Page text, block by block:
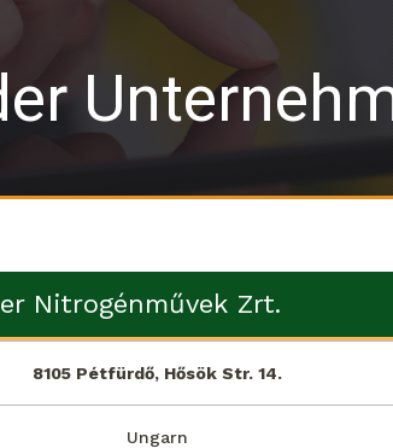
Nitrogénművek Zrt.
8105 Pétfürdő, Hősök Str. 14.
Ungarn